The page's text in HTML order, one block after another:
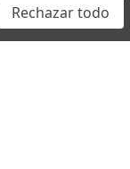
Rechazar todo